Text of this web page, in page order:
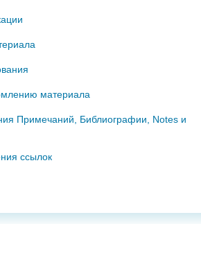
материала
Примечаний, Библиографии, Notes и
ссылок